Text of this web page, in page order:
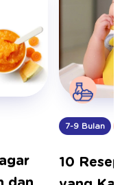
7-9 Bulan
10 Resep